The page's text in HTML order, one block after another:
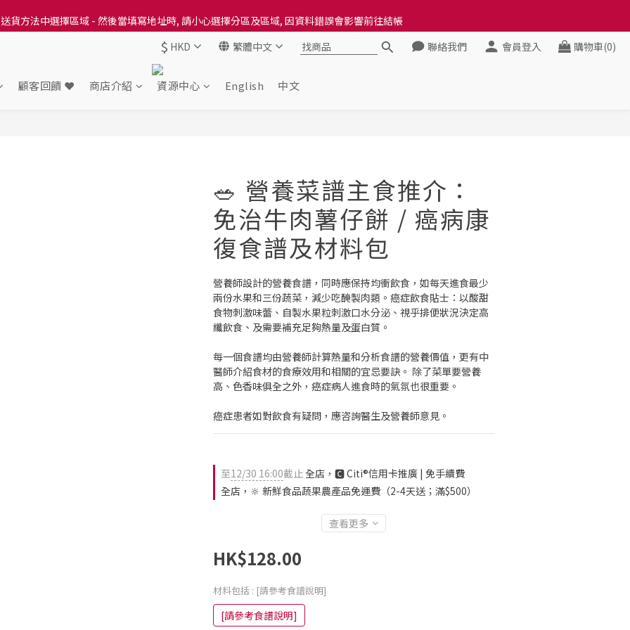
貨方法中選擇區域 - 然後當填寫地址時, 請小心選擇分區及區域, 因資料錯誤會影響前往結帳
貨方法中選擇區域 - 然後當填寫地址時, 請小心選擇分區及區域, 因資料錯誤會影響前往結帳
本地培育田香雞、金棠雞、粵皇鷄及平原雞等，想食靚雞就要嚟《餸您健康》
貨方法中選擇區域 - 然後當填寫地址時, 請小心選擇分區及區域, 因資料錯誤會影響前往結帳
$ HKD 繁體中文 聯絡我們 會員登入 購物車(0)
顧客回饋 ❤️ 商店介紹 資源中心 English 中文
🥗 營養菜譜主食推介：
免治牛肉薯仔餅 / 癌病康
復食譜及材料包
營養師設計的營養食譜，同時應保持均衝飲食，如每天進食最少
兩份水果和三份蔬菜，減少吃醃製肉類。癌症飲食貼士：以酸甜
食物刺激味蕾、自製水果粒刺激口水分泌、視乎排便狀況決定高
纖飲食、及需要補充足夠熱量及蛋白質。
每一個食譜均由營養師計算熱量和分析食譜的營養價值，更有中
醫師介紹食材的食療效用和相關的宜忌要訣。 除了菜單要營養
高、色香味俱全之外，癌症病人進食時的氣氛也很重要。
癌症患者如對飲食有疑問，應咨詢醫生及營養師意見。
至12/30 16:00截止全店，🅲 Citi®信用卡推廣 | 免手續費
全店，🔆 新鮮食品蔬果農產品免運費（2-4天送；滿$500）
查看更多
HK$128.00
材料包括 : [請參考食譜說明]
[請參考食譜說明]